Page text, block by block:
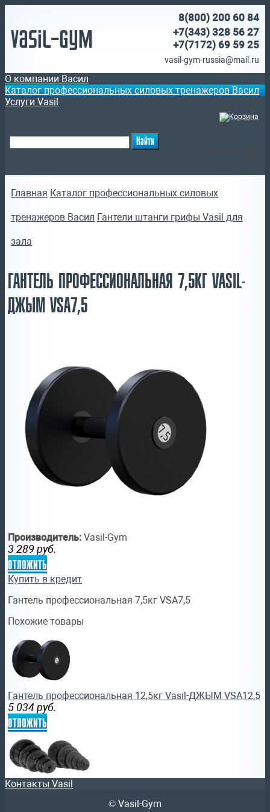
Vasil-Gym
8(800) 200 60 84
+7(343) 328 56 27
+7(7172) 69 59 25
vasil-gym-russia@mail.ru
О компании Васил
Каталог профессиональных силовых тренажеров Васил
Услуги Vasil
Главная Каталог профессиональных силовых
тренажеров Васил Гантели штанги грифы Vasil для
зала
ГАНТЕЛЬ ПРОФЕССИОНАЛЬНАЯ 7,5КГ VASIL-
ДЖЫМ VSA7,5
Производитель: Vasil-Gym
3 289 руб.
отложить
Купить в кредит
Гантель профессиональная 7,5кг VSA7,5
Похожие товары
Гантель профессиональная 12,5кг Vasil-ДЖЫМ VSA12,5
5 034 руб.
отложить
Диск Vasil-Gym 2,5 кг для штанги и гантели чёрный
Контакты Vasil
© Vasil-Gym